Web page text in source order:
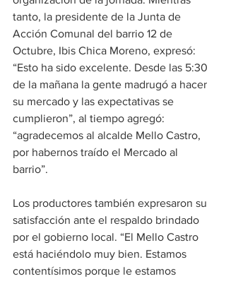
tanto, la presidente de la Junta de
Acción Comunal del barrio 12 de
Octubre, Ibis Chica Moreno, expresó:
“Esto ha sido excelente. Desde las 5:30
de la mañana la gente madrugó a hacer
su mercado y las expectativas se
cumplieron”, al tiempo agregó:
“agradecemos al alcalde Mello Castro,
por habernos traído el Mercado al
barrio”.
Los productores también expresaron su
satisfacción ante el respaldo brindado
por el gobierno local. “El Mello Castro
está haciéndolo muy bien. Estamos
contentísimos porque le estamos